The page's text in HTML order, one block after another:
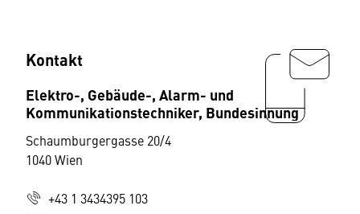
Kontakt
Elektro-, Gebäude-, Alarm- und
Kommunikationstechniker, Bundesinnung
Schaumburgergasse 20/4
1040 Wien
+43 1 3434395 103